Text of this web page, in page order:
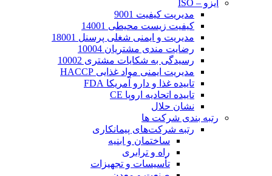
ایزو – ISO
مدیریت کیفیت 9001
کیفیت زیست محیطی 14001
مدیریت و ایمنی شغلی پرسنل 18001
رضایت مندی مشتریان 10004
رسیدگی به شکایات مشتری 10002
مدیریت ایمنی مواد غذایی HACCP
تاییده غذا و دارو آمریکا FDA
تاییده اتحادیه اروپا CE
نشان حلال
رتبه بندی شرکت ها
رتبه شرکت‌های پیمانکاری
ساختمان و ابنیه
راه و ترابری
تأسیسات و تجهیزات